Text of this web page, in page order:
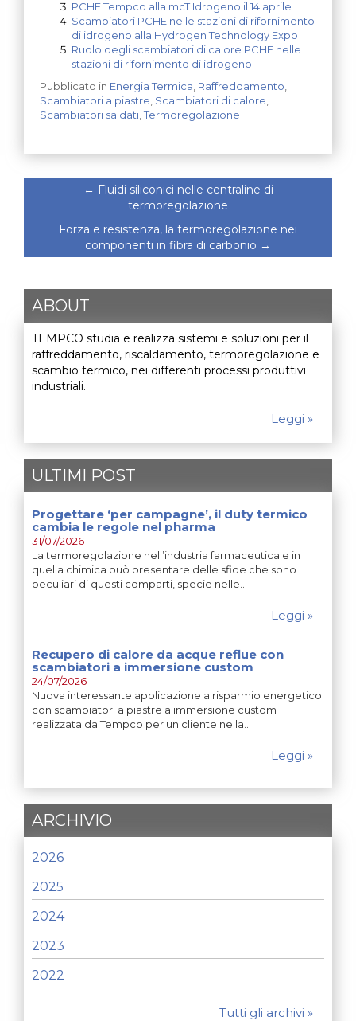
PCHE Tempco alla mcT Idrogeno il 14 aprile
Scambiatori PCHE nelle stazioni di rifornimento
di idrogeno alla Hydrogen Technology Expo
Ruolo degli scambiatori di calore PCHE nelle
stazioni di rifornimento di idrogeno
Pubblicato in Energia Termica Raffreddamento
Scambiatori a piastre Scambiatori di calore
Scambiatori saldati ,Termoregolazione
← Fluidi siliconici nelle centraline di
termoregolazione
Forza e resistenza, la termoregolazione nei
componenti in fibra di carbonio →
ABOUT
TEMPCO studia e realizza sistemi e soluzioni per il
raffreddamento, riscaldamento, termoregolazione e
scambio termico, nei differenti processi produttivi
industriali.
Leggi »
ULTIMI POST
Progettare ‘per campagne’, il duty termico
cambia le regole nel pharma
31/07/2026
La termoregolazione nell’industria farmaceutica e in
quella chimica può presentare delle sfide che sono
peculiari di questi comparti, specie nelle…
Leggi »
Recupero di calore da acque reflue con
scambiatori a immersione custom
24/07/2026
Nuova interessante applicazione a risparmio energetico
con scambiatori a piastre a immersione custom
realizzata da Tempco per un cliente nella…
Leggi »
ARCHIVIO
2026
2025
2024
2023
2022
Tutti gli archivi »